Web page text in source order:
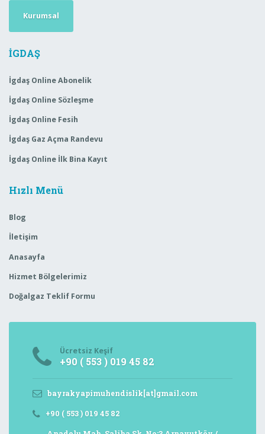
Kurumsal
İGDAŞ
İgdaş Online Abonelik
İgdaş Online Sözleşme
İgdaş Online Fesih
İgdaş Gaz Açma Randevu
İgdaş Online İlk Bina Kayıt
Hızlı Menü
Blog
İletişim
Anasayfa
Hizmet Bölgelerimiz
Doğalgaz Teklif Formu
Ücretsiz Keşif
+90 ( 553 ) 019 45 82
bayrakyapimuhendislik[at]gmail.com
+90 ( 553 ) 019 45 82